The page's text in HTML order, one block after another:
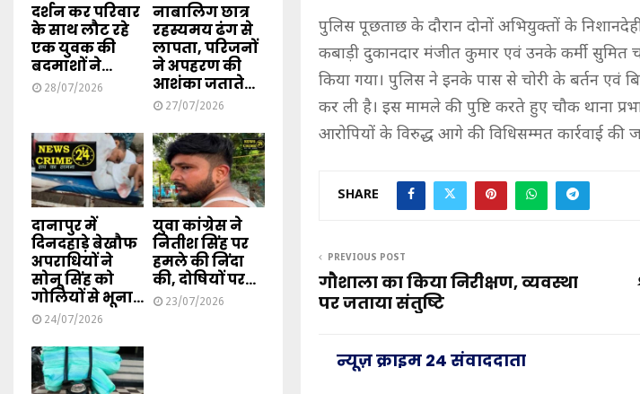
पुलिस पूछताछ के दौरान दोनों अभियुक्तों के
कबाड़ी दुकानदार मंजीत कुमार एवं उनके कर्मी सुमित
किया गया। पुलिस ने इनके पास से चोरी के बर्तन एवं
कर ली है। इस मामले की पुष्टि करते हुए चौक थाना
आरोपियों के विरुद्ध आगे की विधिसम्मत कार्रवाई की
SHARE
PREVIOUS POST
गौशाला का किया निरीक्षण, व्यवस्था
पर जताया संतुष्टि
न्यूज़ क्राइम 24 संवाददाता
दर्शन कर परिवार
के साथ लौट रहे
एक युवक की
बदमाशों ने...
28/07/2026
नाबालिग छात्र
रहस्यमय ढंग से
लापता, परिजनों
ने अपहरण की
आशंका जताते...
27/07/2026
दानापुर में
दिनदहाड़े बेखौफ
अपराधियों ने
सोनू सिंह को
गोलियों से भूना...
24/07/2026
युवा कांग्रेस ने
नितीश सिंह पर
हमले की निंदा
की, दोषियों पर...
23/07/2026